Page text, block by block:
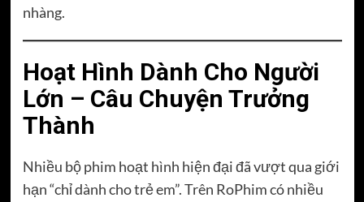
nhàng.
Hoạt Hình Dành Cho Người
Lớn – Câu Chuyện Trưởng
Thành
Nhiều bộ phim hoạt hình hiện đại đã vượt qua giới
hạn “chỉ dành cho trẻ em”. Trên RoPhim có nhiều